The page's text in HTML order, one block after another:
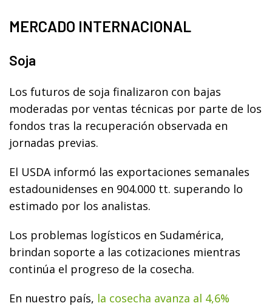
MERCADO INTERNACIONAL
Soja
Los futuros de soja finalizaron con bajas
moderadas por ventas técnicas por parte de los
fondos tras la recuperación observada en
jornadas previas.
El USDA informó las exportaciones semanales
estadounidenses en 904.000 tt. superando lo
estimado por los analistas.
Los problemas logísticos en Sudamérica,
brindan soporte a las cotizaciones mientras
continúa el progreso de la cosecha.
En nuestro país, la cosecha avanza al 4,6%